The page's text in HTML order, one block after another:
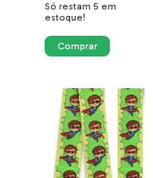
Só restam 5 em
estoque!